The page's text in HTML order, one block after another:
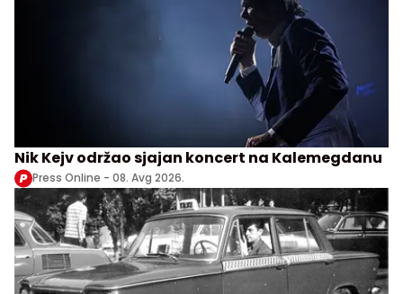
Nik Kejv održao sjajan koncert na Kalemegdanu
Press Online - 08. Avg 2026.